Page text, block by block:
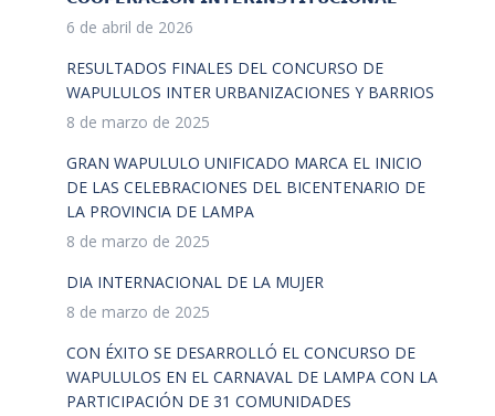
6 de abril de 2026
RESULTADOS FINALES DEL CONCURSO DE
WAPULULOS INTER URBANIZACIONES Y BARRIOS
8 de marzo de 2025
GRAN WAPULULO UNIFICADO MARCA EL INICIO
DE LAS CELEBRACIONES DEL BICENTENARIO DE
LA PROVINCIA DE LAMPA
8 de marzo de 2025
DIA INTERNACIONAL DE LA MUJER
8 de marzo de 2025
CON ÉXITO SE DESARROLLÓ EL CONCURSO DE
WAPULULOS EN EL CARNAVAL DE LAMPA CON LA
PARTICIPACIÓN DE 31 COMUNIDADES